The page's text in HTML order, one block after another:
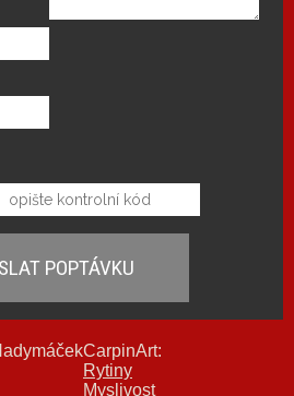
CarpinArt:
Rytiny
Myslivost